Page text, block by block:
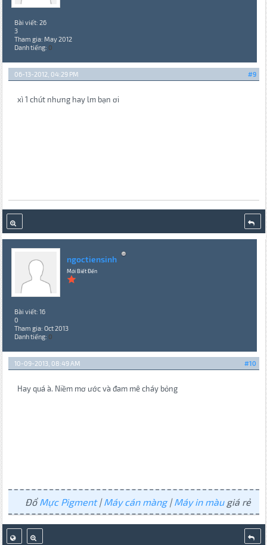
Bài viết: 26
3
Tham gia: May 2012
Danh tiếng: 0
#9
06-13-2012, 04:29 PM
xì 1 chút nhưng hay lm bạn ơi
ngoctiensinh
Mới Biết Đến
Bài viết: 16
0
Tham gia: Oct 2013
Danh tiếng: 0
#10
10-09-2013, 08:49 AM
Hay quá à. Niềm mơ ước và đam mê cháy bỏng
ĐổMực Pigment|Máy cán màng|Máy in màugiá rẻ